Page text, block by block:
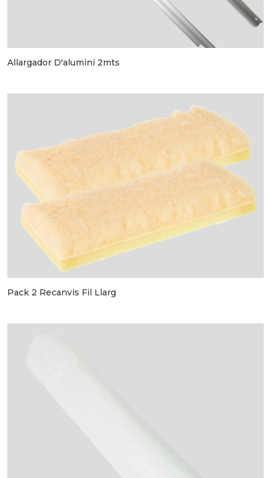
Allargador D'alumini 2mts
Pack 2 Recanvis Fil Llarg